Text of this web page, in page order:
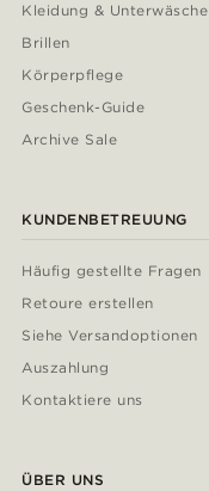
Kleidung & Unterwäsche
Brillen
Körperpflege
Geschenk-Guide
Archive Sale
KUNDENBETREUUNG
Häufig gestellte Fragen
Retoure erstellen
Siehe Versandoptionen
Auszahlung
Kontaktiere uns
ÜBER UNS